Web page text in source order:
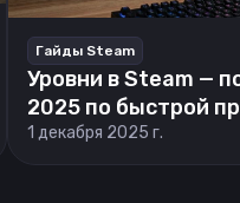
Гайды Steam
Уровни в Steam —
2025 по быстрой
1 декабря 2025 г.